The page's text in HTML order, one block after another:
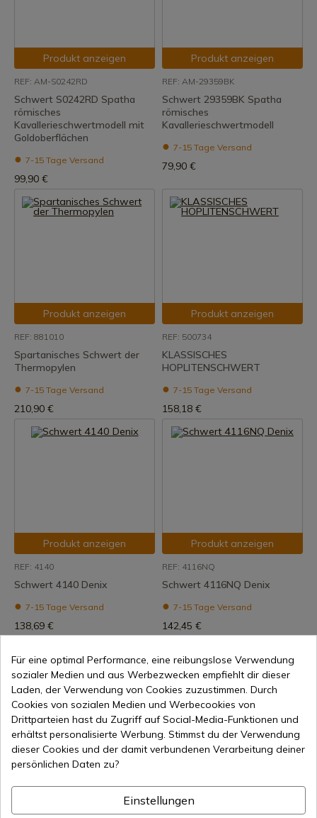
Produkt anzeigen
REF: AM-S0242RD
Schwert S0242RD Spatha
römisches
Kavallerieschwertmodell mit
Goldoberflächen
7-15 Tage Versand
99,90 €
Produkt anzeigen
REF: AM-29359BK
Schwert 29359BK Spatha
römisches
Kavallerieschwertmodell
7-15 Tage Versand
79,90 €
Produkt anzeigen
REF: 881010
Spartanisches Schwert der
Thermopylen
7-15 Tage Versand
210,90 €
Produkt anzeigen
REF: 500734
KLASSISCHES
HOPLITENSCHWERT
7-15 Tage Versand
158,18 €
Produkt anzeigen
REF: 4140
Schwert 4140 Denix
7-15 Tage Versand
138,69 €
Produkt anzeigen
REF: 4116NQ
Schwert 4116NQ Denix
7-15 Tage Versand
142,45 €
Produkt anzeigen
REF: 4116L
Für eine optimal Performance, eine reibungslose Verwendung
sozialer Medien und aus Werbezwecken empfiehlt dir dieser
Laden, der Verwendung von Cookies zuzustimmen. Durch
Cookies von sozialen Medien und Werbecookies von
Drittparteien hast du Zugriff auf Social-Media-Funktionen und
erhältst personalisierte Werbung. Stimmst du der Verwendung
dieser Cookies und der damit verbundenen Verarbeitung deiner
persönlichen Daten zu?
Einstellungen